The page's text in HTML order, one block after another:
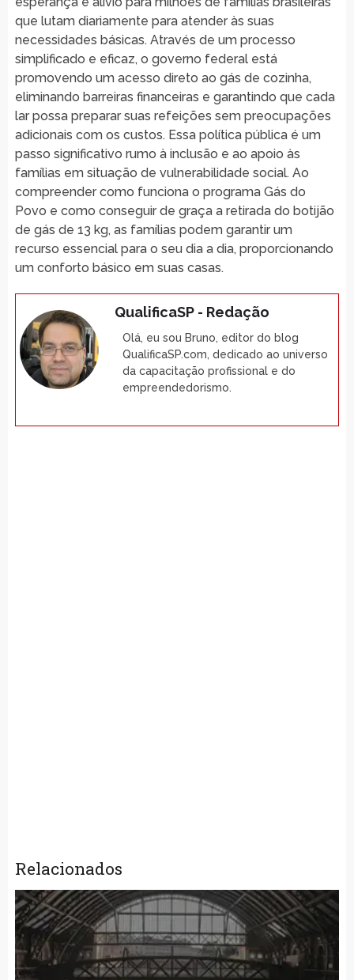
que lutam diariamente para atender às suas
necessidades básicas. Através de um processo
simplificado e eficaz, o governo federal está
promovendo um acesso direto ao gás de cozinha,
eliminando barreiras financeiras e garantindo que cada
lar possa preparar suas refeições sem preocupações
adicionais com os custos. Essa política pública é um
passo significativo rumo à inclusão e ao apoio às
famílias em situação de vulnerabilidade social. Ao
compreender como funciona o programa Gás do
Povo e como conseguir de graça a retirada do botijão
de gás de 13 kg, as famílias podem garantir um
recurso essencial para o seu dia a dia, proporcionando
um conforto básico em suas casas.
QualificaSP - Redação
Olá, eu sou Bruno, editor do blog
QualificaSP.com, dedicado ao universo
da capacitação profissional e do
empreendedorismo.
Relacionados